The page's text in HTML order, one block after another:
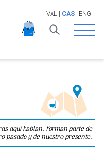
VAL | CAS| ENG
Open
aquí hablan, forman parte de
pasado y de nuestro presente.